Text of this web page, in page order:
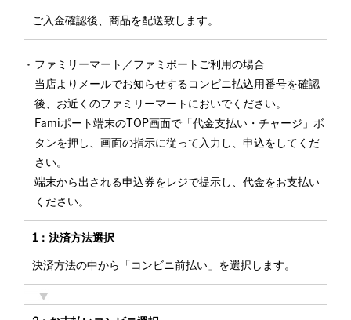
ご入金確認後、商品を配送致します。
ファミリーマート／ファミポートご利用の場合
当店よりメールでお知らせするコンビニ払込用番号を確認
後、お近くのファミリーマートにおいでください。
Famiポート端末のTOP画面で「代金支払い・チャージ」ボ
タンを押し、画面の指示に従って入力し、申込をしてくだ
さい。
端末から出される申込券をレジで提示し、代金をお支払い
ください。
1：決済方法選択
決済方法の中から「コンビニ前払い」を選択します。